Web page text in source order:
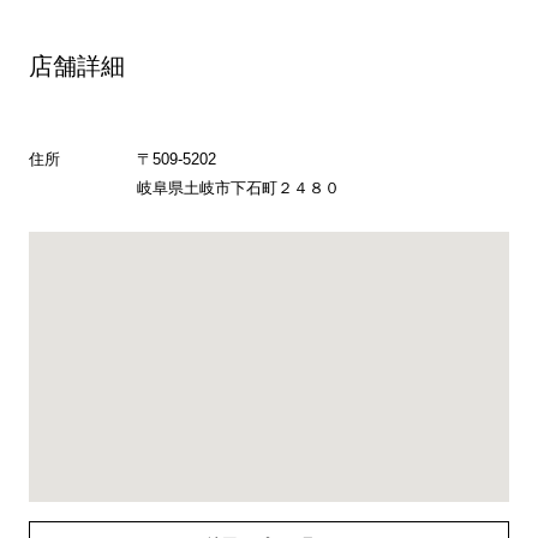
店舗詳細
住所
〒509-5202
岐阜県土岐市下石町２４８０